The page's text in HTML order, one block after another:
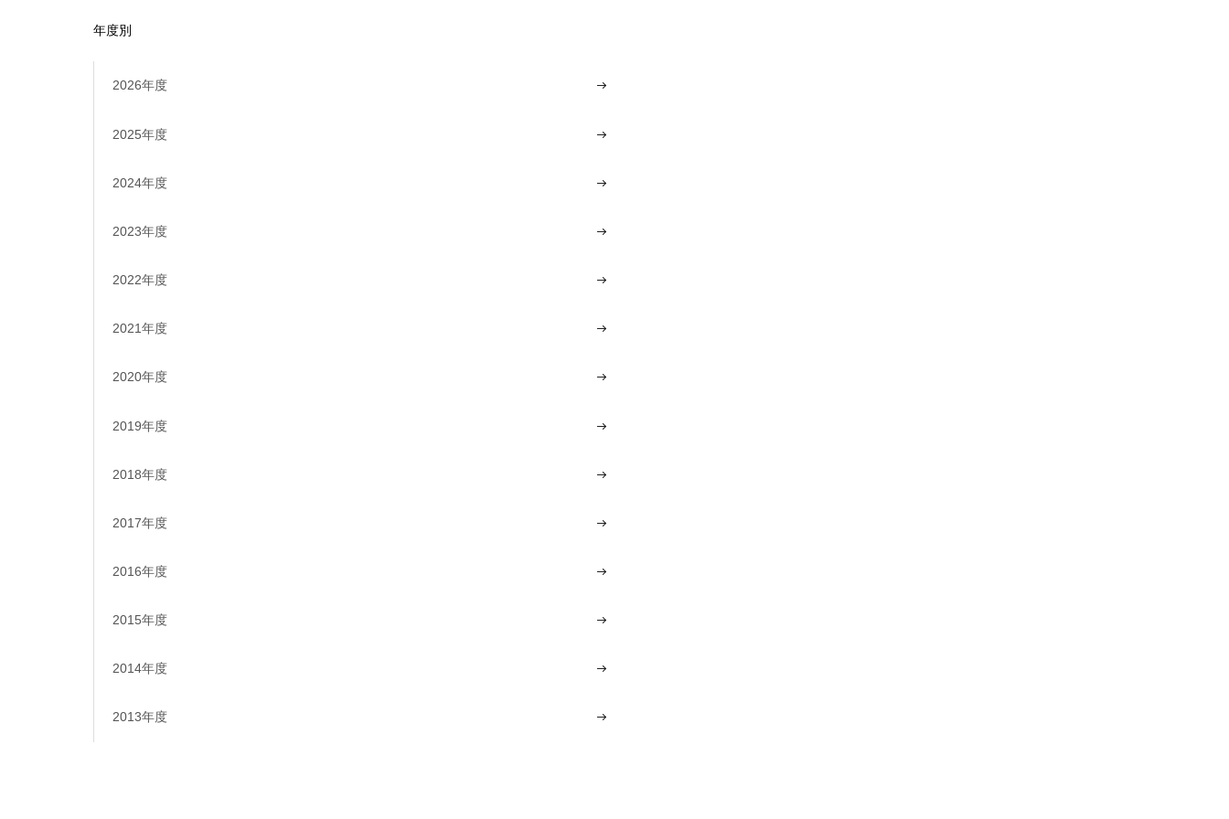
年度別
2026年度
2025年度
2024年度
2023年度
2022年度
2021年度
2020年度
2019年度
2018年度
2017年度
2016年度
2015年度
2014年度
2013年度